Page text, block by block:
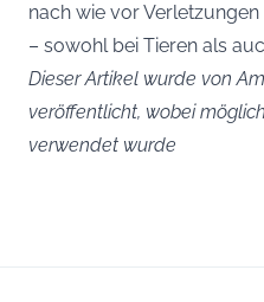
nach wie vor
– sowohl bei Tieren als
Dieser Artikel wurde von
veröffentlicht, wobei
verwendet wurde